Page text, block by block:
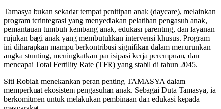
Tamasya bukan sekadar tempat penitipan anak (daycare), melainkan
program terintegrasi yang menyediakan pelatihan pengasuh anak,
pemantauan tumbuh kembang anak, edukasi parenting, dan layanan
rujukan bagi anak yang membutuhkan intervensi khusus. Program
ini diharapkan mampu berkontribusi signifikan dalam menurunkan
angka stunting, meningkatkan partisipasi kerja perempuan, dan
mencapai Total Fertility Rate (TFR) yang stabil di tahun 2045.
Siti Robiah menekankan peran penting TAMASYA dalam
memperkuat ekosistem pengasuhan anak. Sebagai Duta Tamasya, ia
berkomitmen untuk melakukan pembinaan dan edukasi kepada